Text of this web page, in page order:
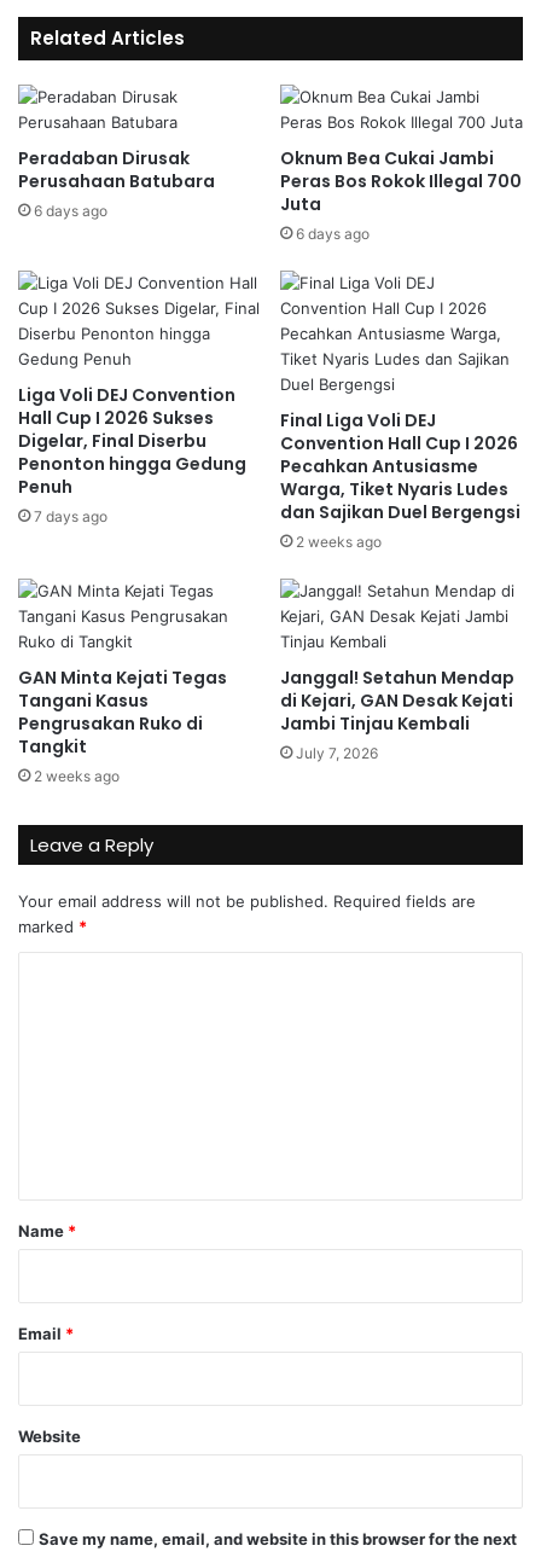
Related Articles
Peradaban Dirusak
Perusahaan Batubara
6 days ago
Oknum Bea Cukai Jambi
Peras Bos Rokok Illegal 700
Juta
6 days ago
Liga Voli DEJ Convention
Hall Cup I 2026 Sukses
Digelar, Final Diserbu
Penonton hingga Gedung
Penuh
7 days ago
Final Liga Voli DEJ
Convention Hall Cup I 2026
Pecahkan Antusiasme
Warga, Tiket Nyaris Ludes
dan Sajikan Duel Bergengsi
2 weeks ago
GAN Minta Kejati Tegas
Tangani Kasus
Pengrusakan Ruko di
Tangkit
2 weeks ago
Janggal! Setahun Mendap
di Kejari, GAN Desak Kejati
Jambi Tinjau Kembali
July 7, 2026
Leave a Reply
Your email address will not be published. Required fields are
marked *
*
Name *
Email *
Website
Save my name, email, and website in this browser for the next